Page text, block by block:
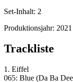
Set-Inhalt: 2
Produktionsjahr: 2021
Trackliste
1. Eiffel
065: Blue (Da Ba